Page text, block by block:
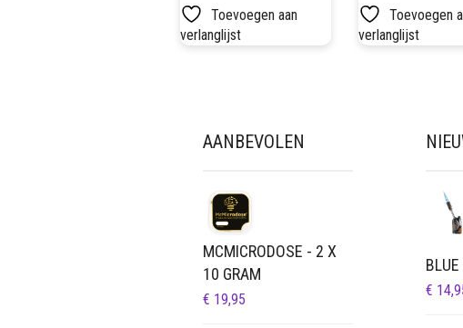
Toevoegen aan
verlanglijst
Toevoegen
verlanglijst
AANBEVOLEN
MCMICRODOSE - 2 X
10 GRAM
€ 19,95
€